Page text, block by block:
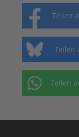
Teilen
Teilen
Teilen